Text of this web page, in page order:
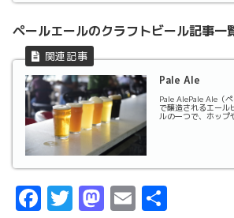
ペールエールのクラフトビール記事一
Pale Ale
Pale AlePale Ale（
で醸造されるエール
ルの一つで、ホップ
F T M E